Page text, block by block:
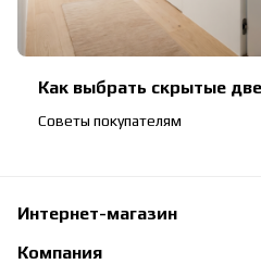
Как выбрать скрытые
Советы покупателям
Интернет-магазин
Компания